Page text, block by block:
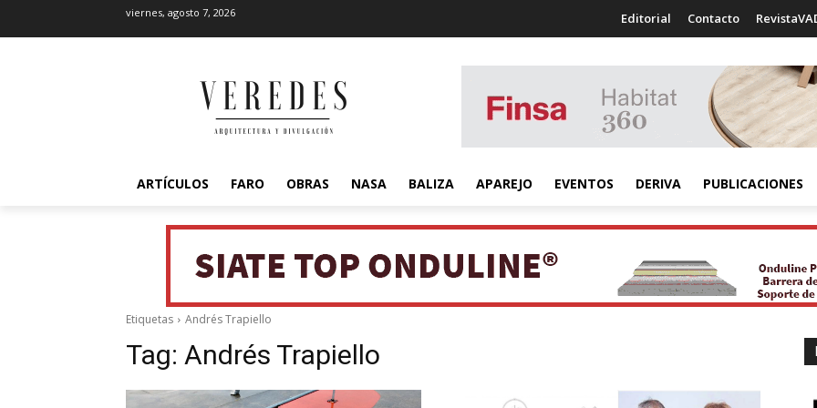
viernes, agosto 7, 2026 Editorial Contacto
ARTÍCULOS FARO OBRAS NASA BALIZA APAREJO EVENTOS DERIVA PUBLICACIONES
Etiquetas Andrés Trapiello
Tag: Andrés Trapiello